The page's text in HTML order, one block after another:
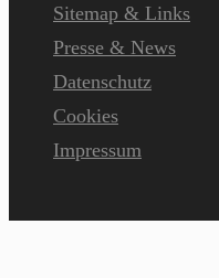
Sitemap & Links
Presse & News
Datenschutz
Cookies
Impressum